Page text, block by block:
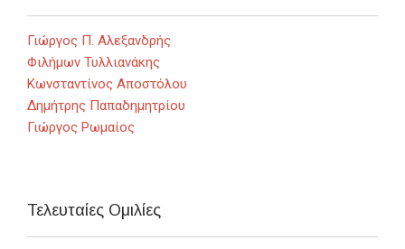
Γιώργος Π. Αλεξανδρής
Φιλήμων Τυλλιανάκης
Κωνσταντίνος Αποστόλου
Δημήτρης Παπαδημητρίου
Γιώργος Ρωμαίος
Τελευταίες Ομιλίες